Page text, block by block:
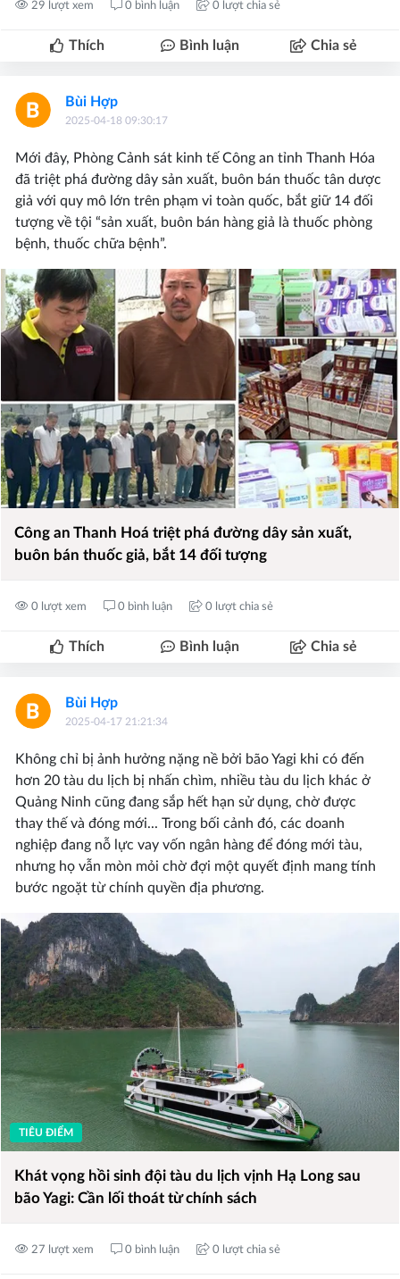
29 lượt xem 0 bình luận 0 lượt chia sẻ
Thích Bình luận Chia sẻ
Bùi Hợp
2025-04-18 09:30:17
Mới đây, Phòng Cảnh sát kinh tế Công an tỉnh Thanh Hóa
đã triệt phá đường dây sản xuất, buôn bán thuốc tân dược
giả với quy mô lớn trên phạm vi toàn quốc, bắt giữ 14 đối
tượng về tội “sản xuất, buôn bán hàng giả là thuốc phòng
bệnh, thuốc chữa bệnh”.
Công an Thanh Hoá triệt phá đường dây sản xuất,
buôn bán thuốc giả, bắt 14 đối tượng
0 lượt xem 0 bình luận 0 lượt chia sẻ
Thích Bình luận Chia sẻ
Bùi Hợp
2025-04-17 21:21:34
Không chỉ bị ảnh hưởng nặng nề bởi bão Yagi khi có đến
hơn 20 tàu du lịch bị nhấn chìm, nhiều tàu du lịch khác ở
Quảng Ninh cũng đang sắp hết hạn sử dụng, chờ được
thay thế và đóng mới... Trong bối cảnh đó, các doanh
nghiệp đang nỗ lực vay vốn ngân hàng để đóng mới tàu,
nhưng họ vẫn mòn mỏi chờ đợi một quyết định mang tính
bước ngoặt từ chính quyền địa phương.
TIÊU ĐIỂM
Khát vọng hồi sinh đội tàu du lịch vịnh Hạ Long sau
bão Yagi: Cần lối thoát từ chính sách
27 lượt xem 0 bình luận 0 lượt chia sẻ